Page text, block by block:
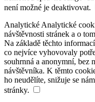
není možné je deaktivovat.
Analytické Analytické
návštěvnosti stránek a o
Na základě těchto
co nejvíce vyhovovaly
souhrnná a anonymní, bez
návštěvníka. K těmto
ho neudělíte, snižuje se
stránky.